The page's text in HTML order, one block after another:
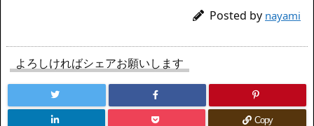
Posted by nayami
よろしければシェアお願いします
Copy